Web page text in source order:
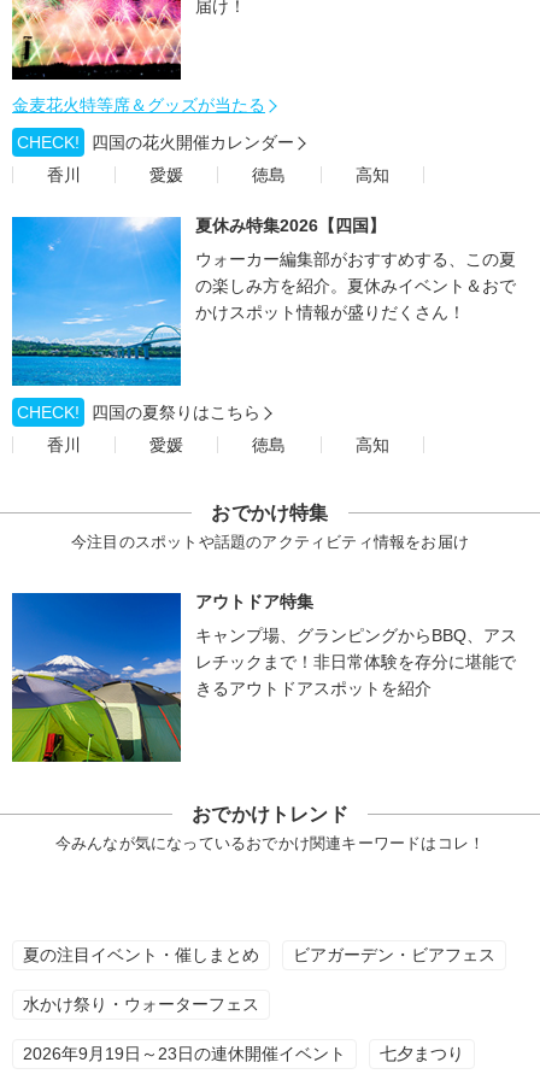
届け！
金麦花火特等席＆グッズが当たる
CHECK!
四国の花火開催カレンダー
香川
愛媛 徳島 高知
夏休み特集2026【四国】
ウォーカー編集部がおすすめする、この夏
の楽しみ方を紹介。夏休みイベント＆おで
かけスポット情報が盛りだくさん！
CHECK!
四国の夏祭りはこちら
香川
愛媛 徳島 高知
おでかけ特集
今注目のスポットや話題のアクティビティ情報をお届け
アウトドア特集
キャンプ場、グランピングからBBQ、アス
レチックまで！非日常体験を存分に堪能で
きるアウトドアスポットを紹介
おでかけトレンド
今みんなが気になっているおでかけ関連キーワードはコレ！
夏の注目イベント・催しまとめ ビアガーデン・ビアフェス
水かけ祭り・ウォーターフェス
2026年9月19日～23日の連休開催イベント 七夕まつり